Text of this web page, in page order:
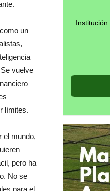
un
vuelve
límites.
el mundo,
pero ha
No se
para el
Institución: